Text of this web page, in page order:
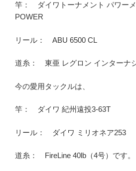
竿： ダイワトーナメント パワー
POWER
リール： ABU 6500 CL
道糸： 東亜 レグロン インターナ
今の愛用タックルは、
竿： ダイワ 紀州遠投3-63T
リール： ダイワ ミリオネア253
道糸： FireLine 40lb（4号）です。